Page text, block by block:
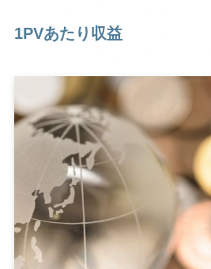
1PVあたり収益